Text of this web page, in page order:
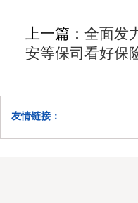
上一篇： 全面发
安等保司看好保
友情链接：